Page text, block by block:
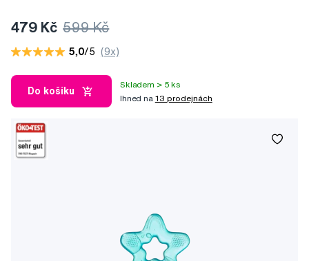
479 Kč 599 Kč
5,0/5 (9x)
Do košíku
Skladem > 5 ks
Ihned na 13 prodejnách